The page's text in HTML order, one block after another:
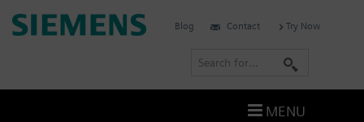
Skip
to
Siemens
Blog Contact Try Now
MENU